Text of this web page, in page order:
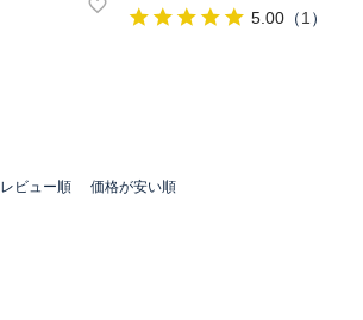
5.00（1）
レビュー順 価格が安い順